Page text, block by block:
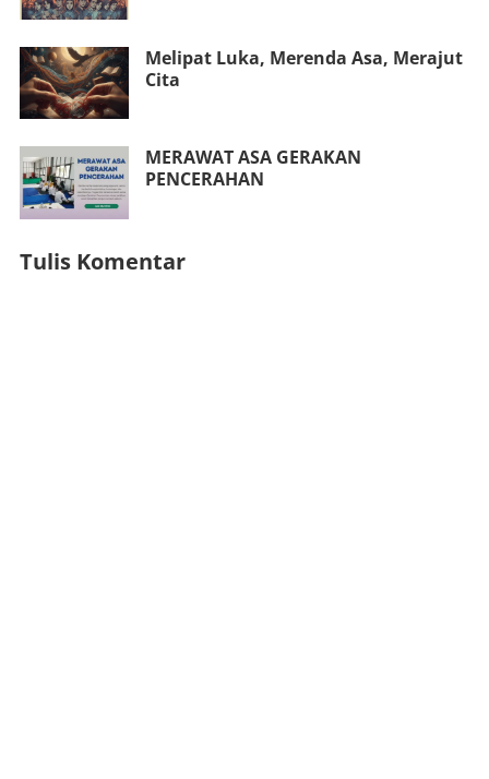
Melipat Luka, Merenda Asa, Merajut
Cita
MERAWAT ASA GERAKAN
PENCERAHAN
Tulis Komentar